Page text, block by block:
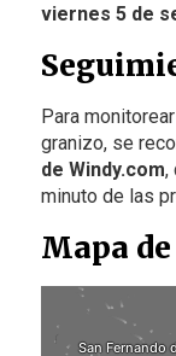
viernes 5 de
Para
granizo, se
de Windy.com,
minuto de las
Mapa